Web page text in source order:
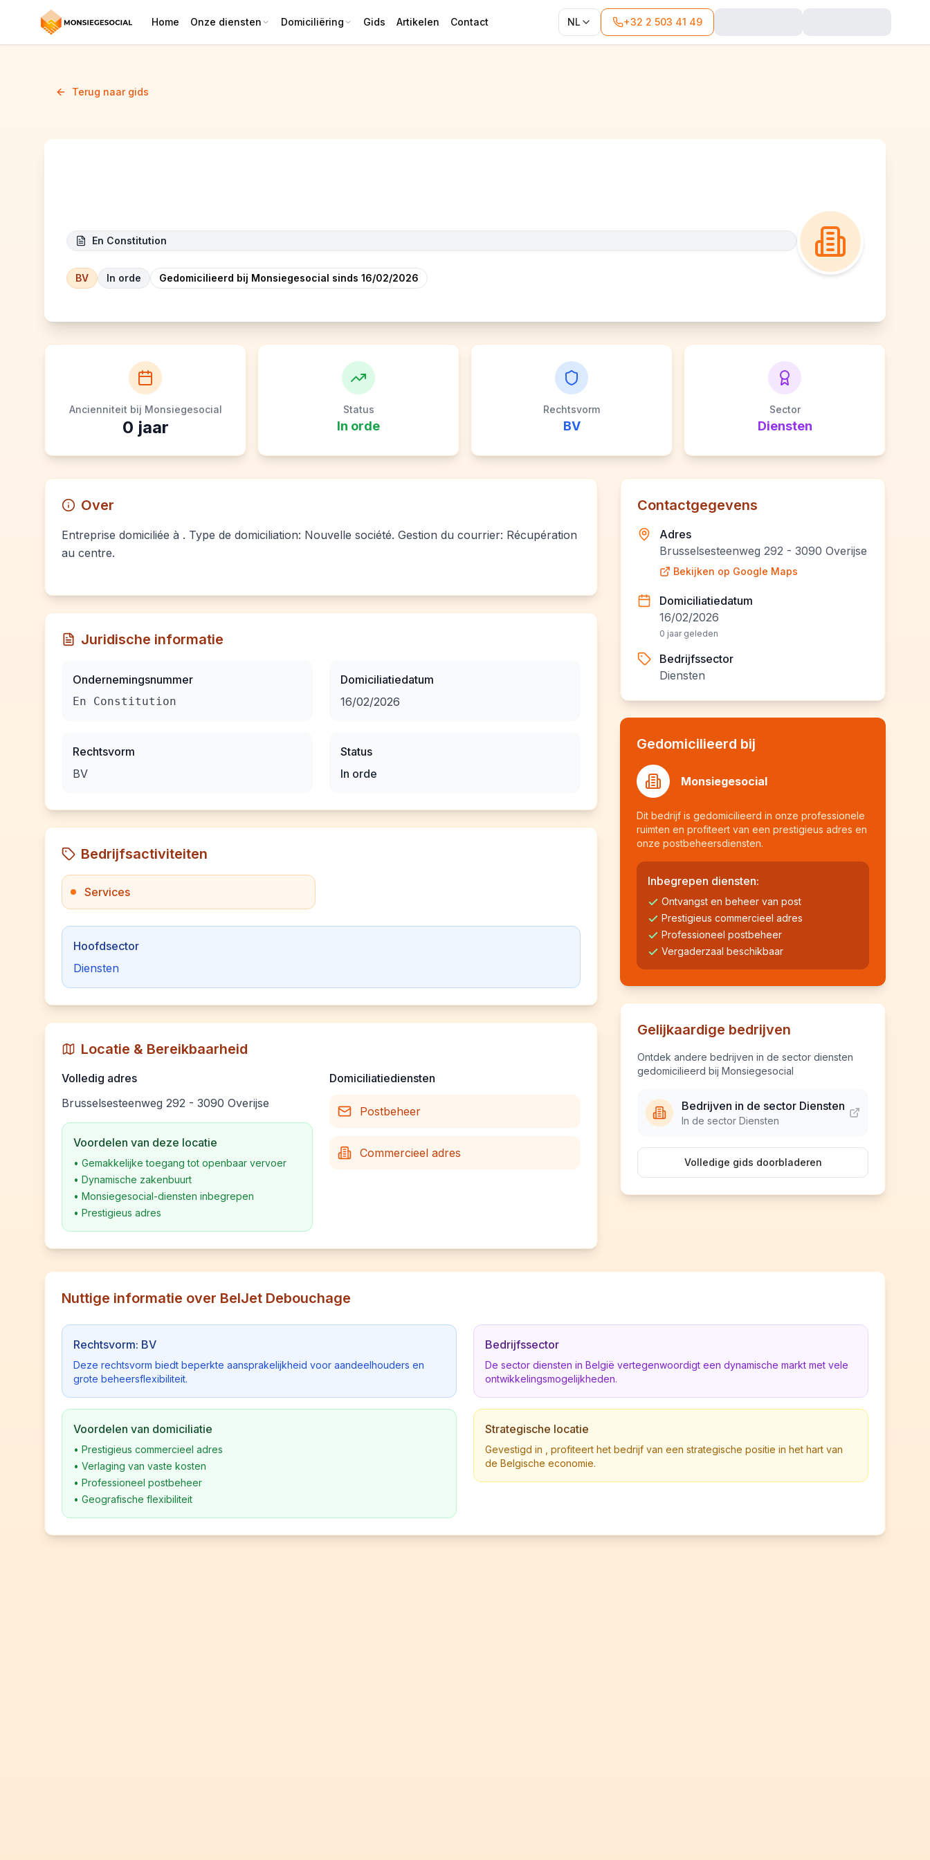
Home Onze diensten Domiciliëring Gids Artikelen Contact NL +32 2 503 41 49
Terug naar gids
En Constitution
BV In orde Gedomicilieerd bij Monsiegesocial sinds 16/02/2026
Ancienniteit bij Monsiegesocial
0 jaar
Status
In orde
Rechtsvorm
BV
Sector
Diensten
Over
Entreprise domiciliée à . Type de domiciliation: Nouvelle société. Gestion du courrier: Récupération
au centre.
Juridische informatie
Ondernemingsnummer
En Constitution
Rechtsvorm
BV
Domiciliatiedatum
16/02/2026
Status
In orde
Bedrijfsactiviteiten
Services
Hoofdsector
Diensten
Locatie & Bereikbaarheid
Volledig adres
Brusselsesteenweg 292 - 3090 Overijse
Voordelen van deze locatie
• Gemakkelijke toegang tot openbaar vervoer
• Dynamische zakenbuurt
• Monsiegesocial-diensten inbegrepen
• Prestigieus adres
Domiciliatiediensten
Postbeheer
Commercieel adres
Contactgegevens
Adres
Brusselsesteenweg 292 - 3090 Overijse
Bekijken op Google Maps
Domiciliatiedatum
16/02/2026
0 jaar geleden
Bedrijfssector
Diensten
Gedomicilieerd bij
Monsiegesocial
Dit bedrijf is gedomicilieerd in onze professionele
ruimten en profiteert van een prestigieus adres en
onze postbeheersdiensten.
Inbegrepen diensten:
Ontvangst en beheer van post
Prestigieus commercieel adres
Professioneel postbeheer
Vergaderzaal beschikbaar
Gelijkaardige bedrijven
Ontdek andere bedrijven in de sector diensten
gedomicilieerd bij Monsiegesocial
Bedrijven in de sector Diensten
In de sector Diensten
Volledige gids doorbladeren
Nuttige informatie over BelJet Debouchage
Rechtsvorm: BV
Deze rechtsvorm biedt beperkte aansprakelijkheid voor aandeelhouders en
grote beheersflexibiliteit.
Voordelen van domiciliatie
• Prestigieus commercieel adres
• Verlaging van vaste kosten
• Professioneel postbeheer
• Geografische flexibiliteit
Bedrijfssector
De sector diensten in België vertegenwoordigt een dynamische markt met vele
ontwikkelingsmogelijkheden.
Strategische locatie
Gevestigd in , profiteert het bedrijf van een strategische positie in het hart van
de Belgische economie.